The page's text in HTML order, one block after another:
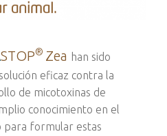
STOP® Zea han sido
eficaz contra la
de micotoxinas de
conocimiento en el
para formular estas